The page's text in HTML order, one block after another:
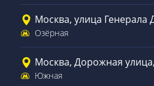
Москва, улица Генерала
Озёрная
Москва, Дорожная
Южная